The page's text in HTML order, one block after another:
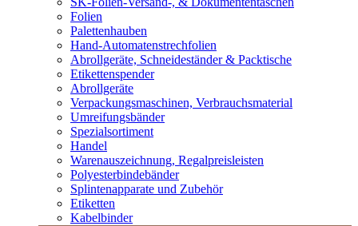
Folien
Palettenhauben
Hand-Automatenstrechfolien
Abrollgeräte, Schneideständer & Packtische
Etikettenspender
Abrollgeräte
Verpackungsmaschinen, Verbrauchsmaterial
Umreifungsbänder
Spezialsortiment
Handel
Warenauszeichnung, Regalpreisleisten
Polyesterbindebänder
Splintenapparate und Zubehör
Etiketten
Kabelbinder